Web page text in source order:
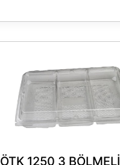
ÖTK 1250 3 BÖLMELİ
BÖLMELİ